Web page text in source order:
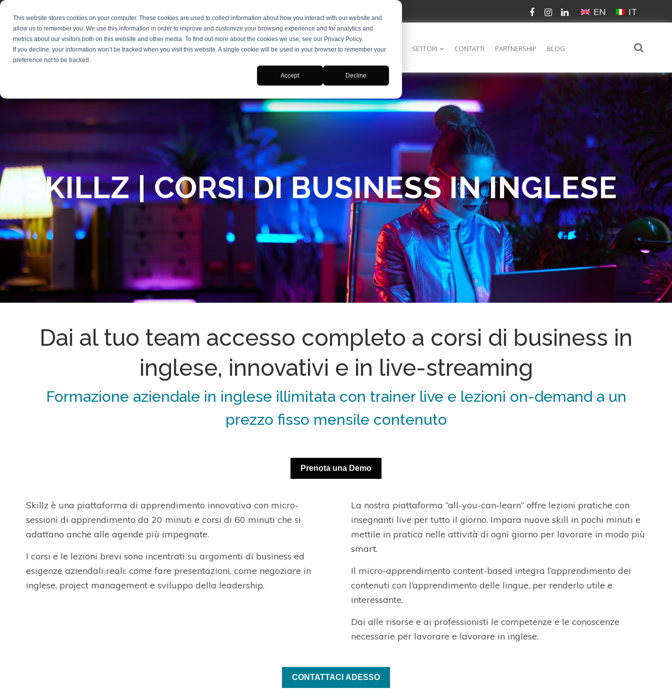
This website stores cookies on your computer. These cookies are used to collect information about how you interact with our website and
allow us to remember you. We use this information in order to improve and customize your browsing experience and for analytics and
metrics about our visitors both on this website and other media. To find out more about the cookies we use, see our Privacy Policy.
If you decline, your information won’t be tracked when you visit this website. A single cookie will be used in your browser to remember your
preference not to be tracked.
Accept Decline
EN IT
FORMAZIONE DIGITAL MARKETING INTERPRETARIATO SOLUZIONI SETTORI CONTATTI PARTNERSHIP BLOG
SKILLZ | CORSI DI BUSINESS IN INGLESE
Dai al tuo team accesso completo a corsi di business in
inglese, innovativi e in live-streaming
Formazione aziendale in inglese illimitata con trainer live e lezioni on-demand a un
prezzo fisso mensile contenuto
Prenota una Demo
Skillz è una piattaforma di apprendimento innovativa con micro-
sessioni di apprendimento da 20 minuti e corsi di 60 minuti che si
adattano anche alle agende più impegnate.
I corsi e le lezioni brevi sono incentrati su argomenti di business ed
esigenze aziendali reali: come fare presentazioni, come negoziare in
inglese, project management e sviluppo della leadership.
La nostra piattaforma “all-you-can-learn” offre lezioni pratiche con
insegnanti live per tutto il giorno. Impara nuove skill in pochi minuti e
mettile in pratica nelle attività di ogni giorno per lavorare in modo più
smart.
Il micro-apprendimento content-based integra l’apprendimento dei
contenuti con l’apprendimento delle lingue, per renderlo utile e
interessante.
Dai alle risorse e ai professionisti le competenze e le conoscenze
necessarie per lavorare e lavorare in inglese.
CONTATTACI ADESSO